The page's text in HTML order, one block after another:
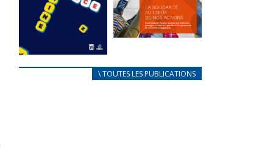
FEUILLETER
au coeur de
nos actions
\ TOUTES LES PUBLICATIONS